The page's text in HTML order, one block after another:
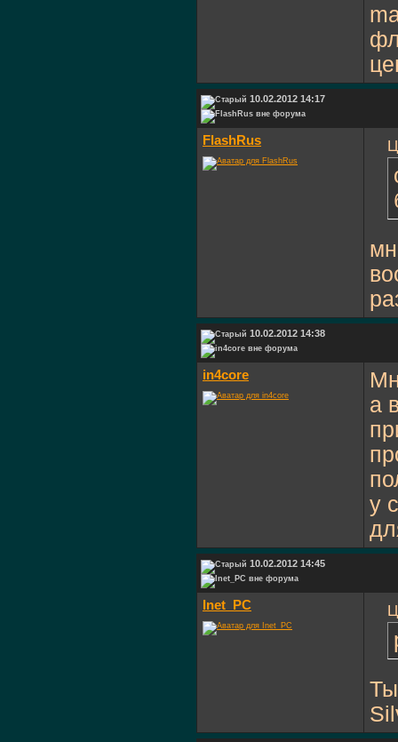
10.02.2012 14:17
FlashRus
10.02.2012 14:38
in4core
а
у
10.02.2012 14:45
Inet_PC